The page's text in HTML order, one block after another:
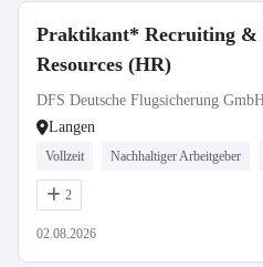
Praktikant* Recruiting &
Resources (HR)
DFS Deutsche Flugsicherung
Langen
Vollzeit Nachhaltiger Arbeitgeber
2
02.08.2026